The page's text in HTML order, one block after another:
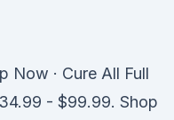
Now · Cure All Full
- $99.99. Shop